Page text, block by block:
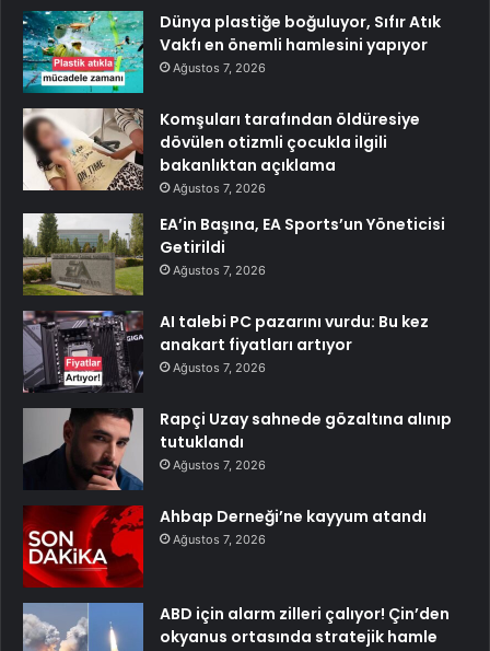
Dünya plastiğe boğuluyor, Sıfır Atık
Vakfı en önemli hamlesini yapıyor
Ağustos 7, 2026
Komşuları tarafından öldüresiye
dövülen otizmli çocukla ilgili
bakanlıktan açıklama
Ağustos 7, 2026
EA’in Başına, EA Sports’un Yöneticisi
Getirildi
Ağustos 7, 2026
AI talebi PC pazarını vurdu: Bu kez
anakart fiyatları artıyor
Ağustos 7, 2026
Rapçi Uzay sahnede gözaltına alınıp
tutuklandı
Ağustos 7, 2026
Ahbap Derneği’ne kayyum atandı
Ağustos 7, 2026
ABD için alarm zilleri çalıyor! Çin’den
okyanus ortasında stratejik hamle